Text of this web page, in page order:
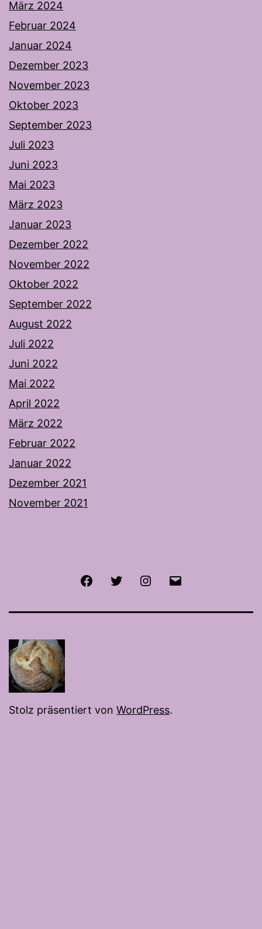
März 2024
Februar 2024
Januar 2024
Dezember 2023
November 2023
Oktober 2023
September 2023
Juli 2023
Juni 2023
Mai 2023
März 2023
Januar 2023
Dezember 2022
November 2022
Oktober 2022
September 2022
August 2022
Juli 2022
Juni 2022
Mai 2022
April 2022
März 2022
Februar 2022
Januar 2022
Dezember 2021
November 2021
FacebookTwitter Instagram
Stolz präsentiert von WordPress.